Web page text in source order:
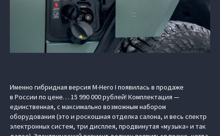
Именно гибридная версия M-Hero I появилась в продаже
в России по цене… 15 990 000 рублей! Комплектация —
единственная, с максимально возможным набором
оборудования (это и роскошная отделка салона, и весь спектр
электронных систем, три дисплея, продвинутая «музыка» и так